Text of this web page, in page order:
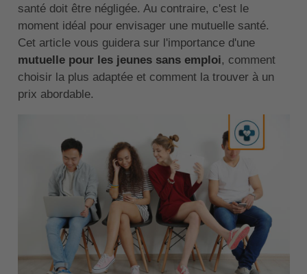
santé doit être négligée. Au contraire, c'est le
moment idéal pour envisager une mutuelle santé.
Cet article vous guidera sur l'importance d'une
mutuelle pour les jeunes sans emploi, comment
choisir la plus adaptée et comment la trouver à un
prix abordable.